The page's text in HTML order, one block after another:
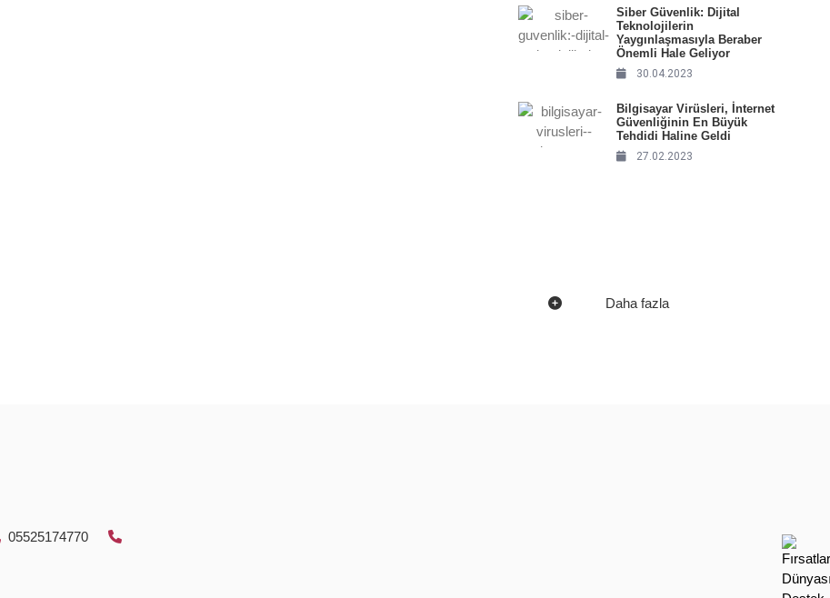
Siber Güvenlik: Dijital
Teknolojilerin
Yaygınlaşmasıyla Beraber
Önemli Hale Geliyor
30.04.2023
Bilgisayar Virüsleri, İnternet
Güvenliğinin En Büyük
Tehdidi Haline Geldi
27.02.2023
Daha fazla
05525174770